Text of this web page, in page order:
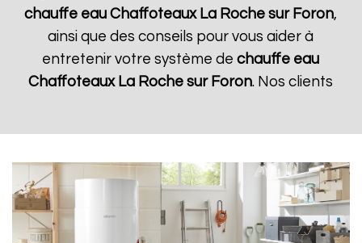
chauffe eau Chaffoteaux La Roche sur Foron,
ainsi que des conseils pour vous aider à
entretenir votre système dechauffe eau
Chaffoteaux La Roche sur Foron. Nos clients